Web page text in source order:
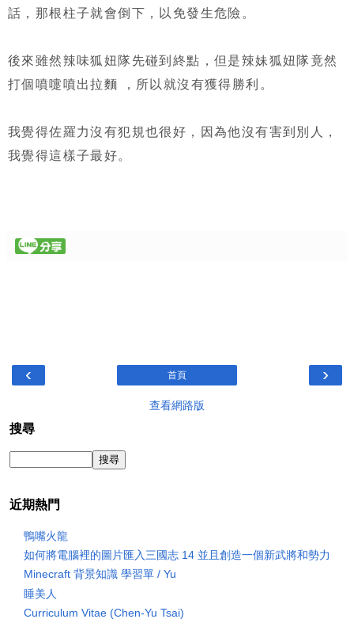
話，那根柱子就會倒下，以免發生危險。
後來雖然辣味狐妞隊先碰到終點，但是辣妹狐妞隊竟然
打個噴嚏噴出拉麵 ，所以就沒有獲得勝利。
我覺得佐羅力沒有犯規也很好，因為他沒有害到別人，
我覺得這樣子最好。
‹ ›
首頁
查看網路版
搜尋
近期熱門
鴨嘴火龍
如何將電腦裡的圖片匯入三國志 14 並且創造一個新武將和勢力
Minecraft 背景知識 學習單 / Yu
睡美人
Curriculum Vitae (Chen-Yu Tsai)